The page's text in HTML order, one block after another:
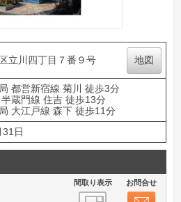
立川四丁目７番９号 地図
都営新宿線 菊川 徒歩3分
蔵門線 住吉 徒歩13分
大江戸線 森下 徒歩11分
日
間取り表示 お問合せ